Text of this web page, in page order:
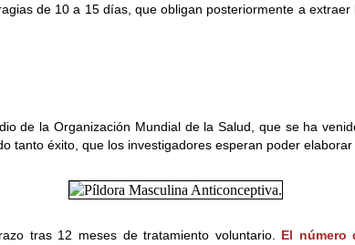
de 10 a 15 días, que obligan posteriormente a
de la Organización Mundial de la Salud, que se ha
éxito, que los investigadores esperan poder
tras 12 meses de tratamiento voluntario. El número